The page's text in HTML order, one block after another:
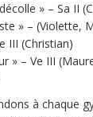
» – Sa II
» – (Violette,
III (Christian)
» – Ve III
à chaque